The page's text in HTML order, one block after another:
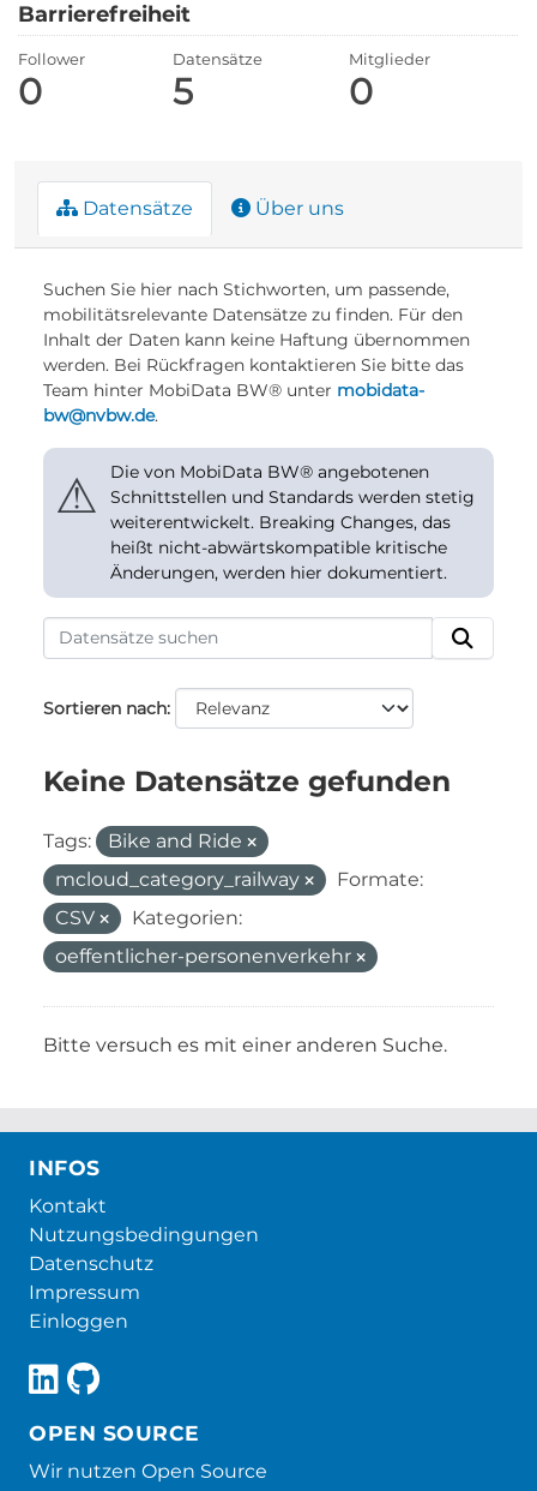
Barrierefreiheit
Follower
0
Datensätze
5
Mitglieder
0
Datensätze Über uns
Suchen Sie hier nach Stichworten, um passende,
mobilitätsrelevante Datensätze zu finden. Für den
Inhalt der Daten kann keine Haftung übernommen
werden. Bei Rückfragen kontaktieren Sie bitte das
Team hinter MobiData BW® unter mobidata-
bw@nvbw.de.
⚠
Die von MobiData BW® angebotenen
Schnittstellen und Standards werden stetig
weiterentwickelt. Breaking Changes, das
heißt nicht-abwärtskompatible kritische
Änderungen, werden hier dokumentiert.
Sortieren nach
Keine Datensätze gefunden
Tags:
Bike and Ride
mcloud_category_railway
Formate:
CSV
Kategorien:
oeffentlicher-personenverkehr
Bitte versuch es mit einer anderen Suche.
INFOS
Kontakt
Nutzungsbedingungen
Datenschutz
Impressum
Einloggen
OPEN SOURCE
Wir nutzen Open Source